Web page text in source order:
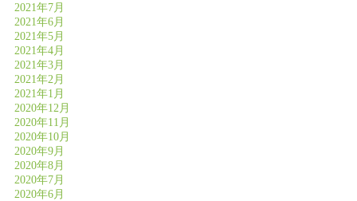
2021年7月
2021年6月
2021年5月
2021年4月
2021年3月
2021年2月
2021年1月
2020年12月
2020年11月
2020年10月
2020年9月
2020年8月
2020年7月
2020年6月